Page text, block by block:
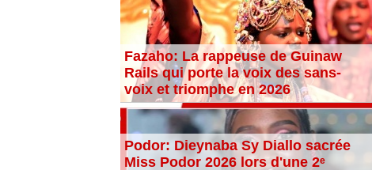
Fazaho: La rappeuse de Guinaw
Rails qui porte la voix des sans-
voix et triomphe en 2026
Podor: Dieynaba Sy Diallo sacrée
Miss Podor 2026 lors d'une 2ᵉ